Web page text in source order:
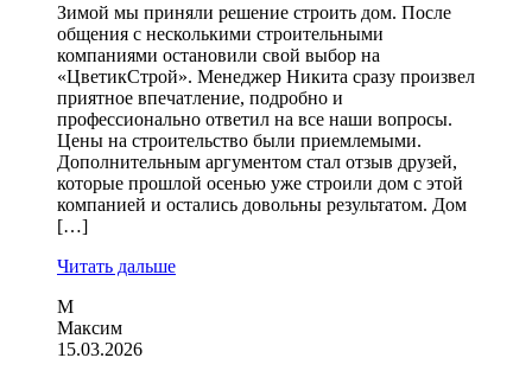
Зимой мы приняли решение строить дом. После
общения с несколькими строительными
компаниями остановили свой выбор на
«ЦветикСтрой». Менеджер Никита сразу произвел
приятное впечатление, подробно и
профессионально ответил на все наши вопросы.
Цены на строительство были приемлемыми.
Дополнительным аргументом стал отзыв друзей,
которые прошлой осенью уже строили дом с этой
компанией и остались довольны результатом. Дом
[…]
Читать дальше
М
Максим
15.03.2026